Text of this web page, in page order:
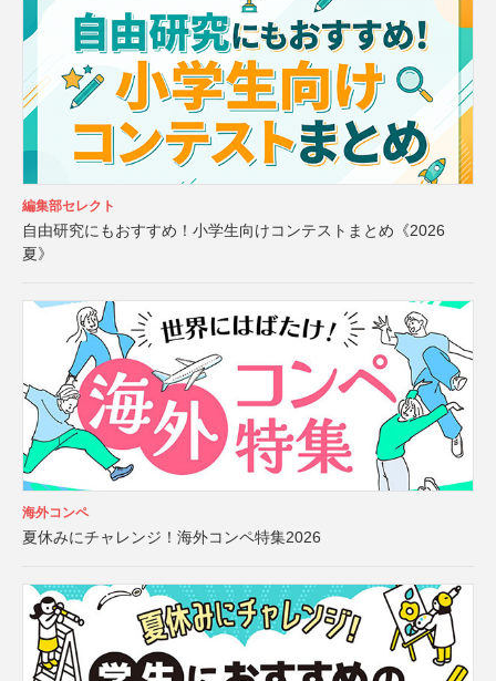
編集部セレクト
自由研究にもおすすめ！小学生向けコンテストまとめ《2026
夏》
海外コンペ
夏休みにチャレンジ！海外コンペ特集2026